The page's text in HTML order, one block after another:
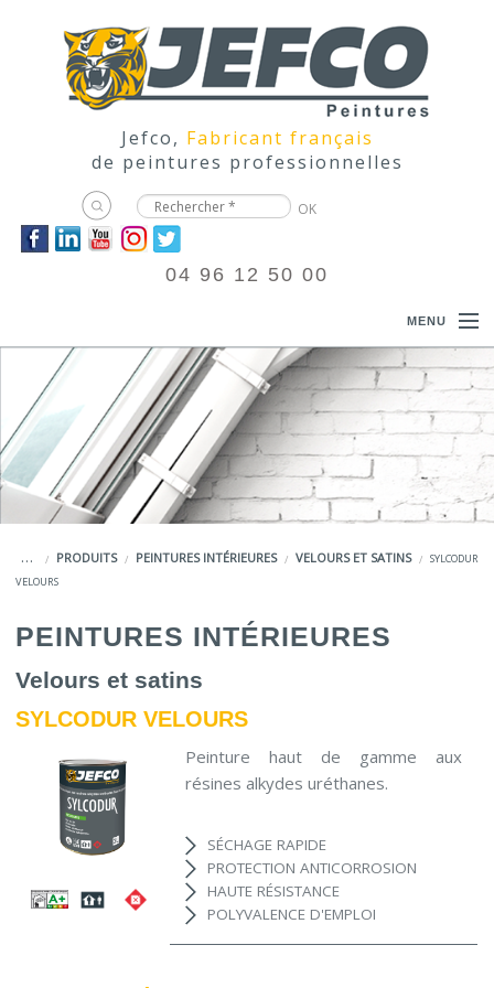
Jefco, Fabricant français
de peintures professionnelles
04 96 12 50 00
MENU
ACCUEIL
PRODUITS
DOCUMENTATIONS
COULEURS
PRODUITS PEINTURES INTÉRIEURES VELOURS ET SATINS
SYLCODUR
VELOURS
PEINTURES INTÉRIEURES
Velours et satins
SYLCODUR VELOURS
Peinture haut de gamme aux
résines alkydes uréthanes.
SÉCHAGE RAPIDE
PROTECTION ANTICORROSION
HAUTE RÉSISTANCE
POLYVALENCE D'EMPLOI